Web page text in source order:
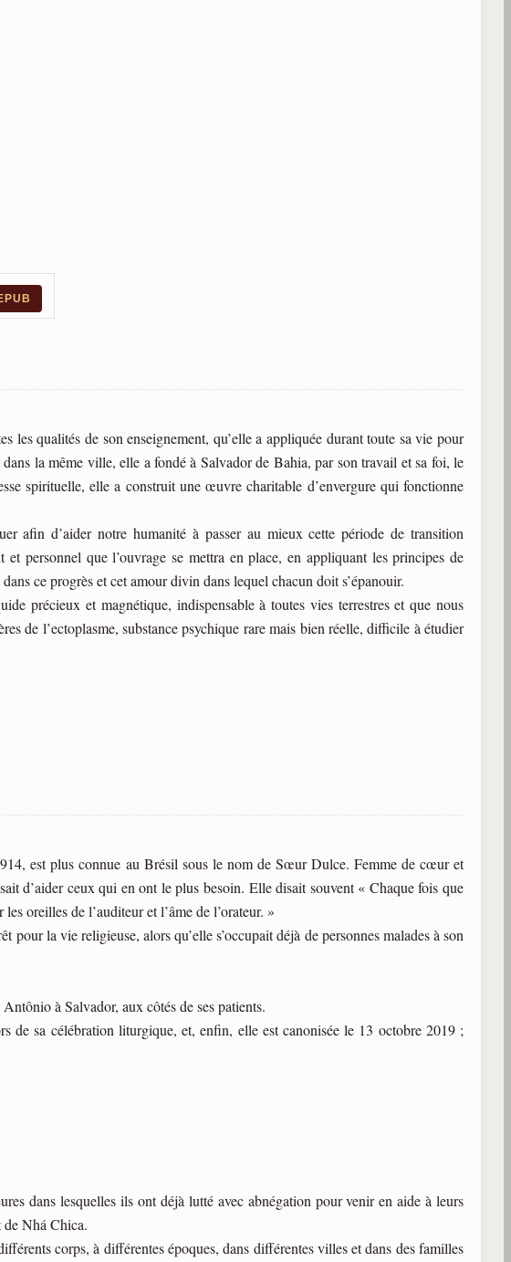
qualités de son enseignement, qu’elle a appliquée durant toute sa vie pour
la même ville, elle a fondé à Salvador de Bahia, par son travail et sa foi, le
spirituelle, elle a construit une œuvre charitable d’envergure qui fonctionne
afin d’aider notre humanité à passer au mieux cette période de transition
personnel que l’ouvrage se mettra en place, en appliquant les principes de
ce progrès et cet amour divin dans lequel chacun doit s’épanouir.
précieux et magnétique, indispensable à toutes vies terrestres et que nous
de l’ectoplasme, substance psychique rare mais bien réelle, difficile à étudier
est plus connue au Brésil sous le nom de Sœur Dulce. Femme de cœur et
d’aider ceux qui en ont le plus besoin. Elle disait souvent « Chaque fois que
oreilles de l’auditeur et l’âme de l’orateur. »
pour la vie religieuse, alors qu’elle s’occupait déjà de personnes malades à son
à Salvador, aux côtés de ses patients.
de sa célébration liturgique, et, enfin, elle est canonisée le 13 octobre 2019 ;
dans lesquelles ils ont déjà lutté avec abnégation pour venir en aide à leurs
de Nhá Chica.
corps, à différentes époques, dans différentes villes et dans des familles